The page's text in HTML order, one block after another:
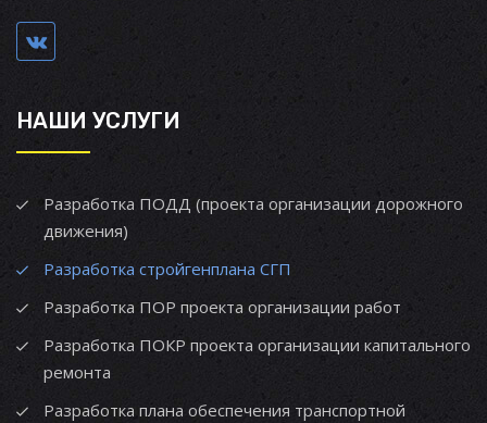
НАШИ УСЛУГИ
Разработка ПОДД (проекта организации дорожного
движения)
Разработка стройгенплана СГП
Разработка ПОР проекта организации работ
Разработка ПОКР проекта организации капитального
ремонта
Разработка плана обеспечения транспортной